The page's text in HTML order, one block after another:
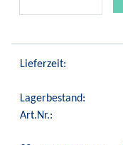
Lieferzeit:
Lagerbestand:
Art.Nr.: